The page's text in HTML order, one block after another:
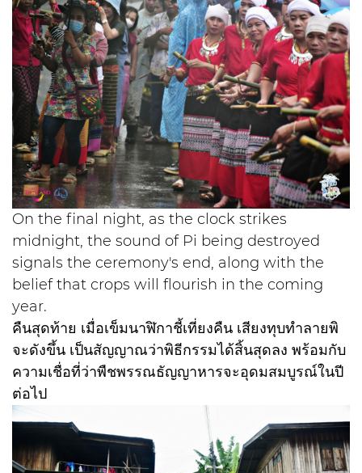
On the final night, as the clock strikes
midnight, the sound of Pi being destroyed
signals the ceremony's end, along with the
belief that crops will flourish in the coming
year.
คืนสุดท้าย เมื่อเข็มนาฬิกาชี้เที่ยงคืน เสียงทุบทำลายพิ
จะดังขึ้น เป็นสัญญาณว่าพิธีกรรมได้สิ้นสุดลง พร้อมกับ
ความเชื่อที่ว่าพืชพรรณธัญญาหารจะอุดมสมบูรณ์ในปี
ต่อไป